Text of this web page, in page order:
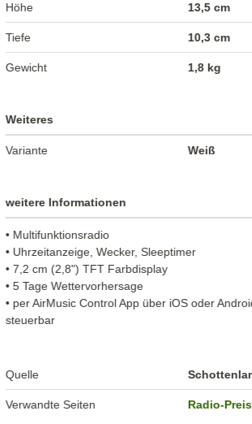
Höhe 13,5 cm
Tiefe 10,3 cm
Gewicht 1,8 kg
Weiteres
Variante Weiß
weitere Informationen
• Multifunktionsradio
• Uhrzeitanzeige, Wecker, Sleeptimer
• 7,2 cm (2,8") TFT Farbdisplay
• 5 Tage Wettervorhersage
• per AirMusic Control App über iOS oder
steuerbar
Quelle
Verwandte Seiten Radio-